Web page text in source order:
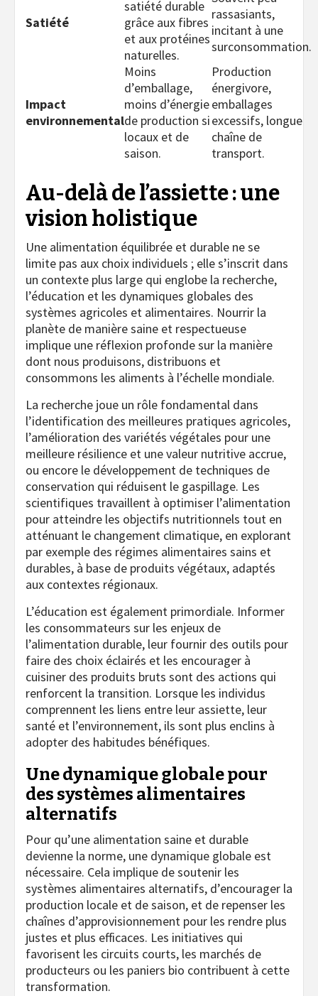
Satiété
satiété durable
grâce aux fibres
et aux protéines
naturelles.
rassasiants,
incitant à une
surconsommation.
Impact
environnemental
Moins
d’emballage,
moins d’énergie
de production si
locaux et de
saison.
Production
énergivore,
emballages
excessifs, longue
chaîne de
transport.
Au-delà de l’assiette : une
vision holistique
Une alimentation équilibrée et durable ne se
limite pas aux choix individuels ; elle s’inscrit dans
un contexte plus large qui englobe la recherche,
l’éducation et les dynamiques globales des
systèmes agricoles et alimentaires. Nourrir la
planète de manière saine et respectueuse
implique une réflexion profonde sur la manière
dont nous produisons, distribuons et
consommons les aliments à l’échelle mondiale.
La recherche joue un rôle fondamental dans
l’identification des meilleures pratiques agricoles,
l’amélioration des variétés végétales pour une
meilleure résilience et une valeur nutritive accrue,
ou encore le développement de techniques de
conservation qui réduisent le gaspillage. Les
scientifiques travaillent à optimiser l’alimentation
pour atteindre les objectifs nutritionnels tout en
atténuant le changement climatique, en explorant
par exemple des régimes alimentaires sains et
durables, à base de produits végétaux, adaptés
aux contextes régionaux.
L’éducation est également primordiale. Informer
les consommateurs sur les enjeux de
l’alimentation durable, leur fournir des outils pour
faire des choix éclairés et les encourager à
cuisiner des produits bruts sont des actions qui
renforcent la transition. Lorsque les individus
comprennent les liens entre leur assiette, leur
santé et l’environnement, ils sont plus enclins à
adopter des habitudes bénéfiques.
Une dynamique globale pour
des systèmes alimentaires
alternatifs
Pour qu’une alimentation saine et durable
devienne la norme, une dynamique globale est
nécessaire. Cela implique de soutenir les
systèmes alimentaires alternatifs, d’encourager la
production locale et de saison, et de repenser les
chaînes d’approvisionnement pour les rendre plus
justes et plus efficaces. Les initiatives qui
favorisent les circuits courts, les marchés de
producteurs ou les paniers bio contribuent à cette
transformation.